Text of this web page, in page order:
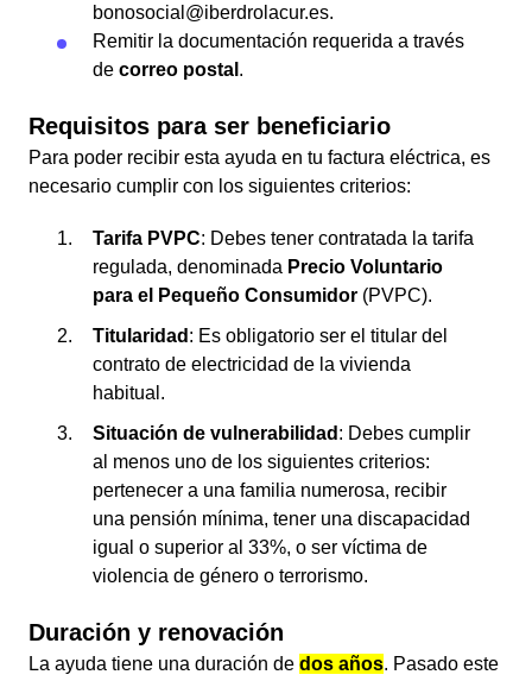
bonosocial@iberdrolacur.es.
Remitir la documentación requerida a través
de correo postal .
Requisitos para ser beneficiario
Para poder recibir esta ayuda en tu factura eléctrica, es
necesario cumplir con los siguientes criterios:
Tarifa PVPC: Debes tener contratada la tarifa
regulada, denominada Precio Voluntario
para el Pequeño Consumidor (PVPC).
Titularidad : Es obligatorio ser el titular del
contrato de electricidad de la vivienda
habitual.
Situación de vulnerabilidad : Debes cumplir
al menos uno de los siguientes criterios:
pertenecer a una familia numerosa, recibir
una pensión mínima, tener una discapacidad
igual o superior al 33%, o ser víctima de
violencia de género o terrorismo.
Duración y renovación
La ayuda tiene una duración de dos años. Pasado este